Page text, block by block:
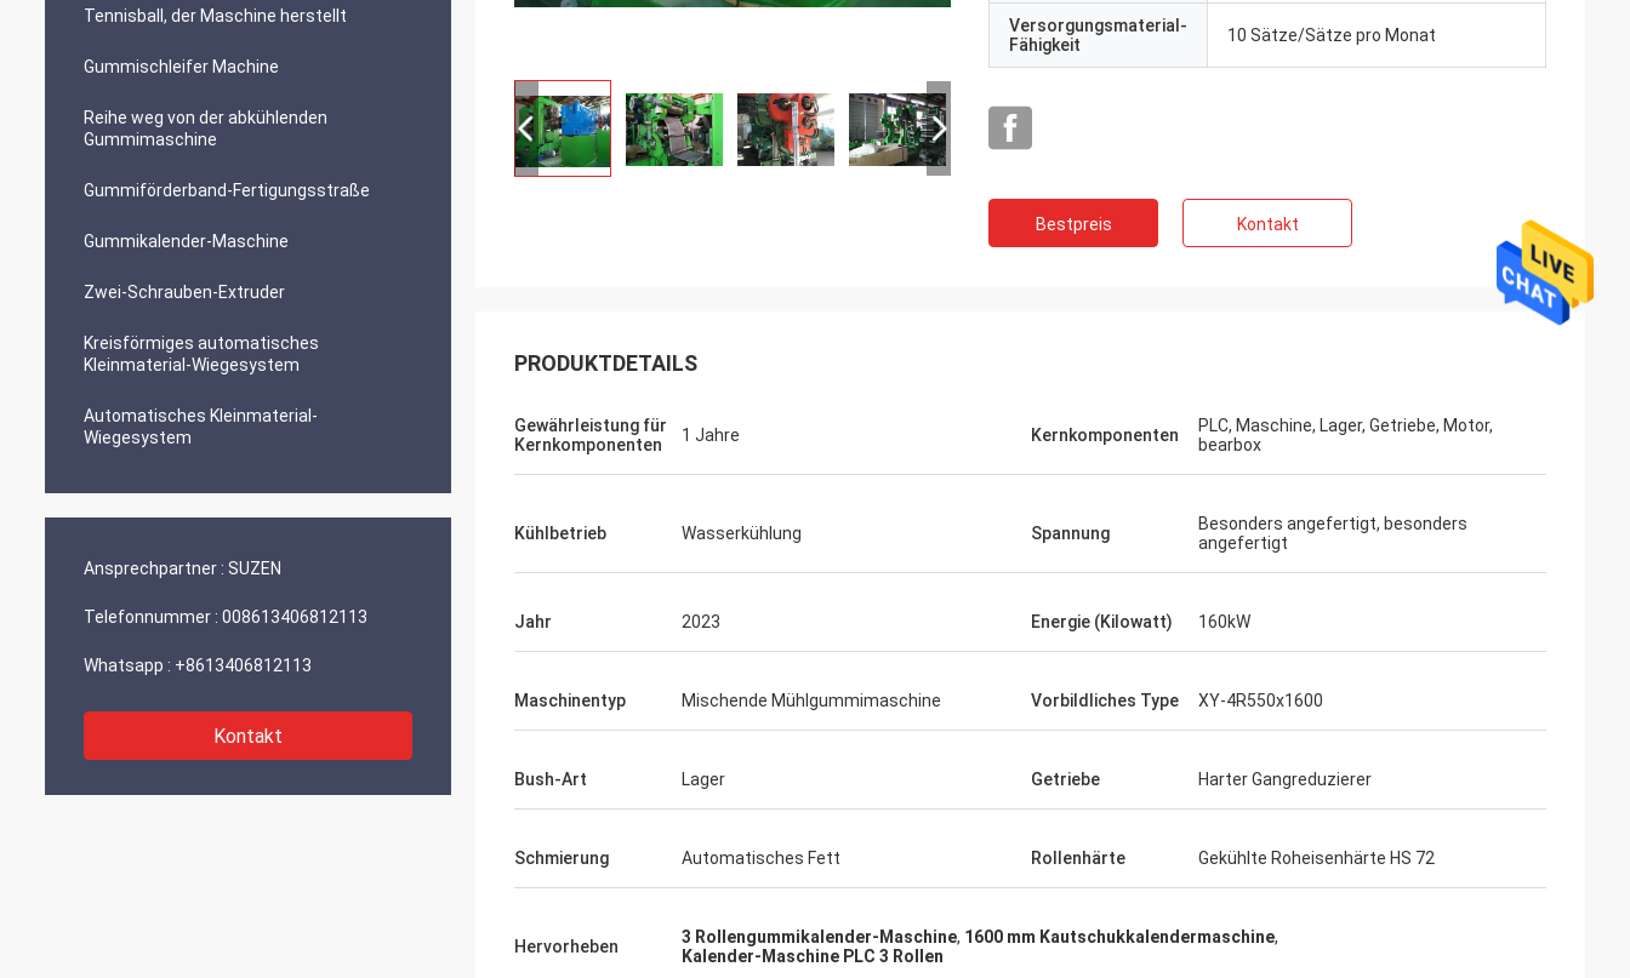
Tennisball, der Maschine herstellt
Gummischleifer Machine
Reihe weg von der abkühlenden
Gummimaschine
Gummiförderband-Fertigungsstraße
Gummikalender-Maschine
Zwei-Schrauben-Extruder
Kreisförmiges automatisches
Kleinmaterial-Wiegesystem
Automatisches Kleinmaterial-
Wiegesystem
Ansprechpartner : SUZEN
Telefonnummer : 008613406812113
Whatsapp : +8613406812113
Kontakt
Versorgungsmaterial-
Fähigkeit
10 Sätze/Sätze pro Monat
Bestpreis Kontakt
PRODUKTDETAILS
Gewährleistung für
Kernkomponenten
1 Jahre Kernkomponenten
PLC, Maschine, Lager, Getriebe, Motor,
bearbox
Kühlbetrieb Wasserkühlung Spannung
Besonders angefertigt, besonders
angefertigt
Jahr 2023 Energie (Kilowatt) 160kW
Maschinentyp Mischende Mühlgummimaschine Vorbildliches Type XY-4R550x1600
Bush-Art Lager Getriebe Harter Gangreduzierer
Schmierung Automatisches Fett Rollenhärte Gekühlte Roheisenhärte HS 72
Hervorheben 3 Rollengummikalender-Maschine, 1600 mm Kautschukkalendermaschine,
Kalender-Maschine PLC 3 Rollen